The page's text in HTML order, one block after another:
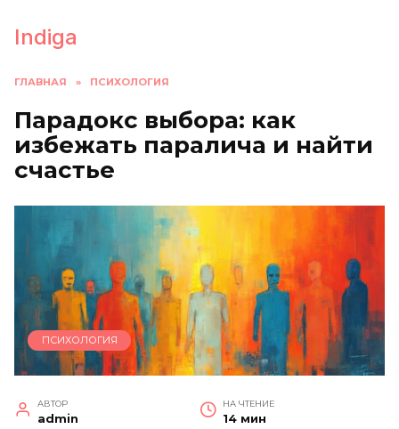
содержанию
Indiga
ГЛАВНАЯ » ПСИХОЛОГИЯ
Парадокс выбора: как
избежать паралича и найти
счастье
ПСИХОЛОГИЯ
АВТОР
admin
НА ЧТЕНИЕ
14 мин